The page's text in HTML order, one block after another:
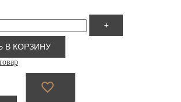
+
В КОРЗИНУ